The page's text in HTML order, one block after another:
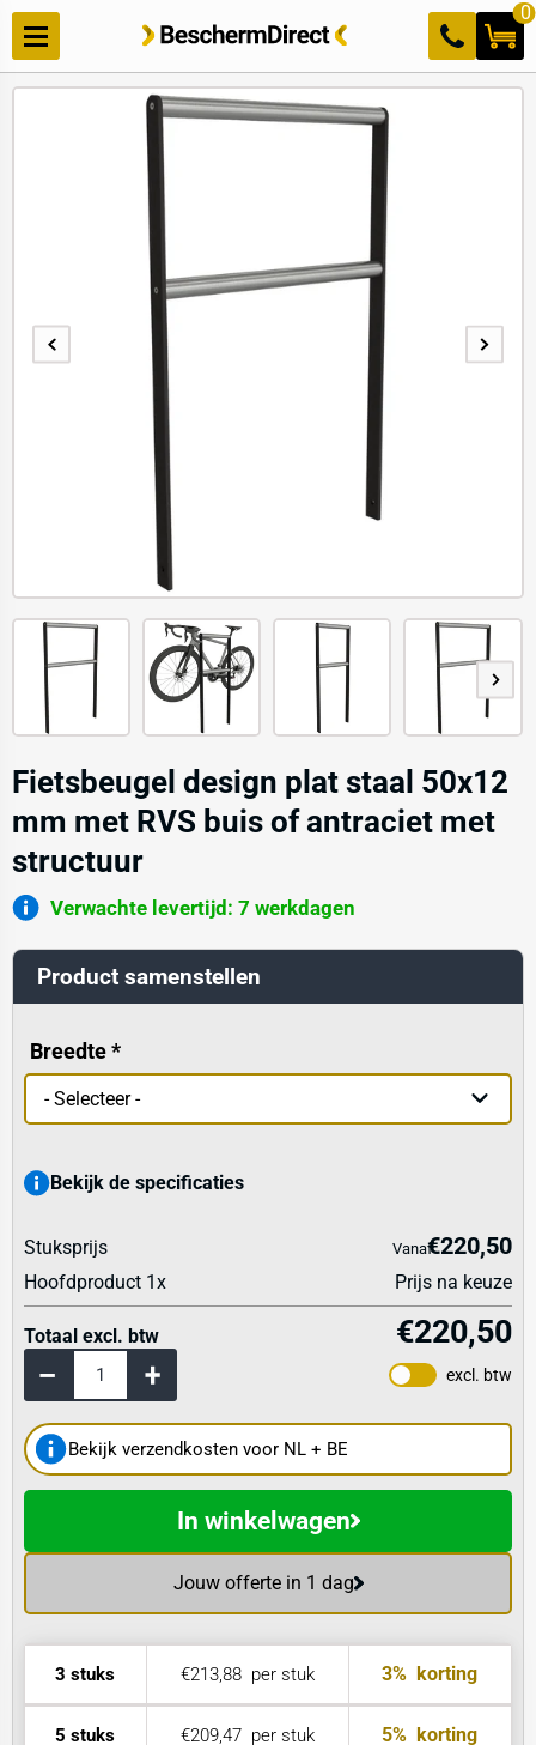
Meteen
naar de
content
0
Fietsbeugel design plat staal 50x12
mm met RVS buis of antraciet met
structuur
Verwachte levertijd: 7 werkdagen
Product samenstellen
Breedte
Bekijk de specificaties
excl. btw
Stuksprijs Vanaf€220,50
Hoofdproduct 1 x Prijs na keuze
Totaal excl. btw €220,50
Bekijk verzendkosten voor NL + BE
Jouw offerte in 1 dag
In winkelwagen
3 stuks €213,88per stuk 3% korting
5 stuks €209,47per stuk 5% korting